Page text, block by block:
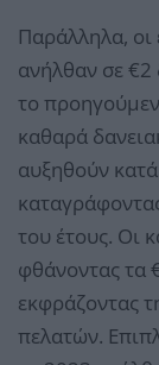
Παράλληλα, οι
ανήλθαν σε €2
το
καθαρά
αυξηθούν
του έτους. Οι
φθάνοντας τα
εκφράζοντας
πελατών.